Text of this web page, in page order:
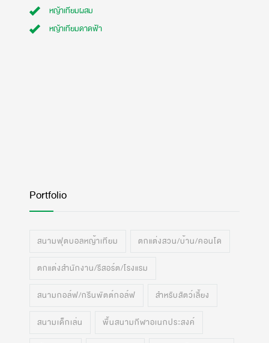
หญ้าเทียมผสม
หญ้าเทียมดาดฟ้า
Portfolio
สนามฟุตบอลหญ้าเทียม ตกแต่งสวน/บ้าน/คอนโด
ตกแต่งสำนักงาน/รีสอร์ต/โรงแรม
สนามกอล์ฟ/กรีนพัตต์กอล์ฟ สำหรับสัตว์เลี้ยง
สนามเด็กเล่น พื้นสนามกีฬาอเนกประสงค์